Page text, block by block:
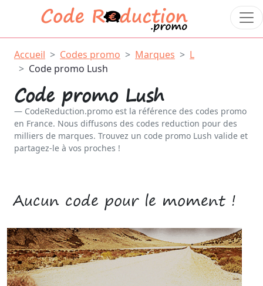
Accueil Codes promo Marques
L
Code promo Lush
Code promo Lush
CodeReduction.promo est la référence des codes promo
en France. Nous diffusons des codes reduction pour des
milliers de marques. Trouvez un code promo Lush valide et
partagez-le à vos proches !
Aucun code pour le moment !